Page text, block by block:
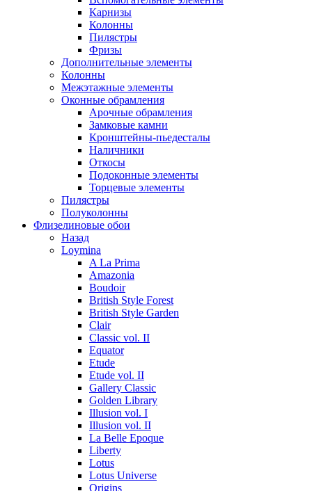
Карнизы
Колонны
Пилястры
Фризы
Дополнительные элементы
Колонны
Межэтажные элементы
Оконные обрамления
Арочные обрамления
Замковые камни
Кронштейны-пьедесталы
Наличники
Откосы
Подоконные элементы
Торцевые элементы
Пилястры
Полуколонны
Флизелиновые обои
Назад
Loymina
A La Prima
Amazonia
Boudoir
British Style Forest
British Style Garden
Clair
Classic vol. II
Equator
Etude
Etude vol. II
Gallery Classic
Golden Library
Illusion vol. I
Illusion vol. II
La Belle Epoque
Liberty
Lotus
Lotus Universe
Origins